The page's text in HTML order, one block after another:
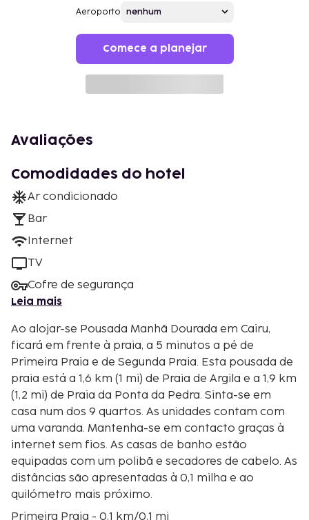
Aeroporto
Comece a planejar
Avaliações
Comodidades do hotel
Ar condicionado
Bar
Internet
TV
Cofre de segurança
Leia mais
Ao alojar-se Pousada Manhã Dourada em Cairu,
ficará em frente à praia, a 5 minutos a pé de
Primeira Praia e de Segunda Praia. Esta pousada de
praia está a 1,6 km (1 mi) de Praia de Argila e a 1,9 km
(1,2 mi) de Praia da Ponta da Pedra. Sinta-se em
casa num dos 9 quartos. As unidades contam com
uma varanda. Mantenha-se em contacto graças à
internet sem fios. As casas de banho estão
equipadas com um polibã e secadores de cabelo. As
distâncias são apresentadas à 0,1 milha e ao
quilómetro mais próximo.
Primeira Praia - 0,1 km/0,1 mi